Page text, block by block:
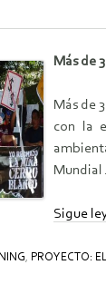
Más de
Más de
con la
Mundial
Sigue
, PROYECTO: